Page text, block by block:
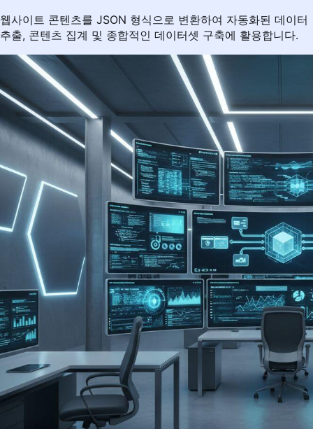
웹사이트 콘텐츠를 JSON 형식으로 변환하여 자동화된 데이터
추출, 콘텐츠 집계 및 종합적인 데이터셋 구축에 활용합니다.